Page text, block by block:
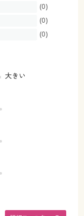
(0)
(0)
(0)
大きい